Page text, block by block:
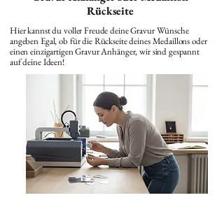
Rückseite
Hier kannst du voller Freude deine Gravur Wünsche
angeben Egal, ob für die Rückseite deines Medaillons oder
einen einzigartigen Gravur Anhänger, wir sind gespannt
auf deine Ideen!